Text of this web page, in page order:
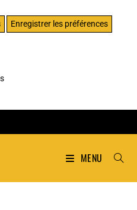
Enregistrer les préférences
MENU